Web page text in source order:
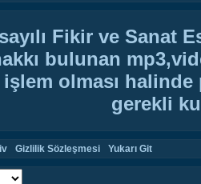
Fikir ve Sanat
bulunan
işlem olması
gerekli
Gizlilik Sözleşmesi Yukarı Git